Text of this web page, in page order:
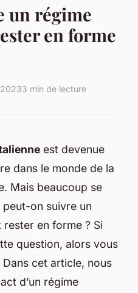
un régime
en forme
3 min de lecture
est devenue
dans le monde de la
Mais beaucoup se
on suivre un
en forme ? Si
question, alors vous
cet article, nous
d’un régime